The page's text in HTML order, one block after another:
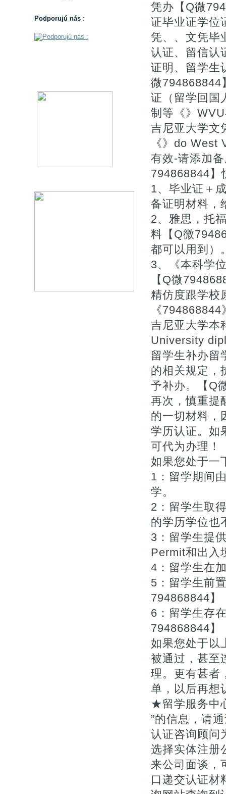
Podporujú nás :
凭办【Q微
证毕业证学位
凭、、文凭毕
认证、留信认
证明、留学生
微794868844
证（留学回国
制等《》
吉尼亚大学文
《》do
有效-请添加
794868844】
1、毕业证＋
备证明材料，
2、雅思，托
料【Q微
都可以用到）
3、《本科学
【Q微
精仿度跟学校
《
吉尼亚大学本
University
留学生补办留
的相关规定，
予补办。【Q
再次，慎重提
的一切材料，
学历认证。如
可代为办理！
如果您处于一
1：留学期间
学。
2：留学生取
的学历学位也
3：留学生提
Permit和出入
4：留学生在
5：留学生前
794868844】
6：留学生存
794868844】
如果您处于以
被通过，甚至
理。更有甚者
单，以后再想
★留学服务中
”的信息，请
认证咨询顾问
选择实体注册
来公司面谈，
口递交认证材